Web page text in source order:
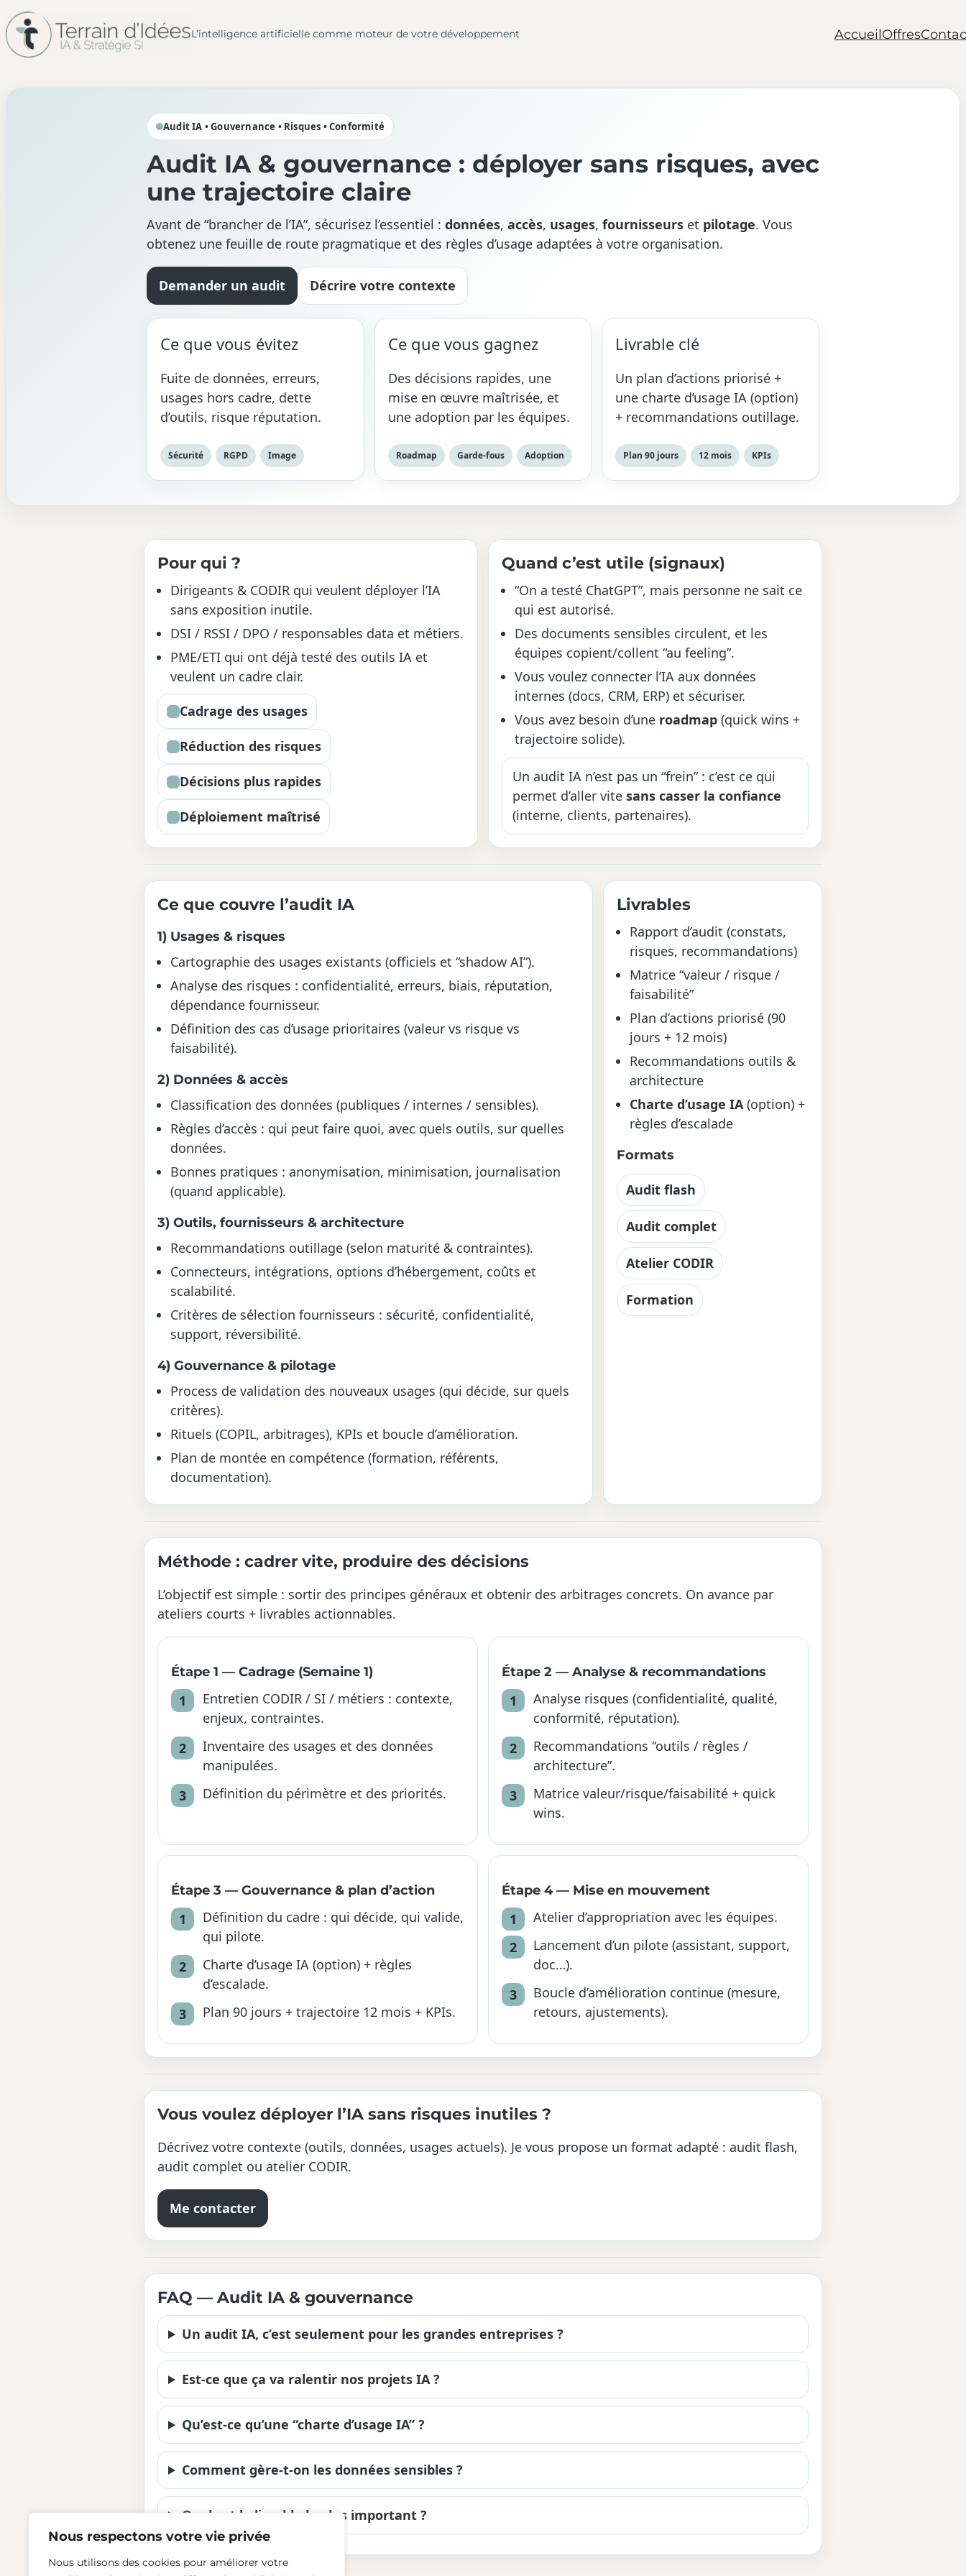
Nous respectons votre vie privée
Nous utilisons des cookies pour améliorer votre
Aller
au
L’intelligence artificielle comme moteur de votre développement AccueilOffres
Audit IA • Gouvernance • Risques • Conformité
Audit IA & gouvernance : déployer sans risques, avec
une trajectoire claire
Avant de “brancher de l’IA”, sécurisez l’essentiel : données, accès, usages, fournisseurs et pilotage. Vous
obtenez une feuille de route pragmatique et des règles d’usage adaptées à votre organisation.
Demander un audit Décrire votre contexte
Ce que vous évitez
Fuite de données, erreurs,
usages hors cadre, dette
d’outils, risque réputation.
Sécurité RGPD Image
Ce que vous gagnez
Des décisions rapides, une
mise en œuvre maîtrisée, et
une adoption par les équipes.
Roadmap Garde-fous Adoption
Livrable clé
Un plan d’actions priorisé +
une charte d’usage IA (option)
+ recommandations outillage.
Plan 90 jours 12 mois KPIs
Pour qui ?
Dirigeants & CODIR qui veulent déployer l’IA
sans exposition inutile.
DSI / RSSI / DPO / responsables data et métiers.
PME/ETI qui ont déjà testé des outils IA et
veulent un cadre clair.
Cadrage des usages
Réduction des risques
Décisions plus rapides
Déploiement maîtrisé
Quand c’est utile (signaux)
“On a testé ChatGPT”, mais personne ne sait ce
qui est autorisé.
Des documents sensibles circulent, et les
équipes copient/collent “au feeling”.
Vous voulez connecter l’IA aux données
internes (docs, CRM, ERP) et sécuriser.
Vous avez besoin d’une roadmap(quick wins +
trajectoire solide).
Un audit IA n’est pas un “frein” : c’est ce qui
permet d’aller vite sans casser la confiance
(interne, clients, partenaires).
Ce que couvre l’audit IA
1) Usages & risques
Cartographie des usages existants (officiels et “shadow AI”).
Analyse des risques : confidentialité, erreurs, biais, réputation,
dépendance fournisseur.
Définition des cas d’usage prioritaires (valeur vs risque vs
faisabilité).
2) Données & accès
Classification des données (publiques / internes / sensibles).
Règles d’accès : qui peut faire quoi, avec quels outils, sur quelles
données.
Bonnes pratiques : anonymisation, minimisation, journalisation
(quand applicable).
3) Outils, fournisseurs & architecture
Recommandations outillage (selon maturité & contraintes).
Connecteurs, intégrations, options d’hébergement, coûts et
scalabilité.
Critères de sélection fournisseurs : sécurité, confidentialité,
support, réversibilité.
4) Gouvernance & pilotage
Process de validation des nouveaux usages (qui décide, sur quels
critères).
Rituels (COPIL, arbitrages), KPIs et boucle d’amélioration.
Plan de montée en compétence (formation, référents,
documentation).
Livrables
Rapport d’audit (constats,
risques, recommandations)
Matrice “valeur / risque /
faisabilité”
Plan d’actions priorisé (90
jours + 12 mois)
Recommandations outils &
architecture
Charte d’usage IA(option) +
règles d’escalade
Formats
Audit flash
Audit complet
Atelier CODIR
Formation
Méthode : cadrer vite, produire des décisions
L’objectif est simple : sortir des principes généraux et obtenir des arbitrages concrets. On avance par
ateliers courts + livrables actionnables.
Étape 1 — Cadrage (Semaine 1)
Entretien CODIR / SI / métiers : contexte,
enjeux, contraintes.
Inventaire des usages et des données
manipulées.
Définition du périmètre et des priorités.
Étape 2 — Analyse & recommandations
Analyse risques (confidentialité, qualité,
conformité, réputation).
Recommandations “outils / règles /
architecture”.
Matrice valeur/risque/faisabilité + quick
wins.
Étape 3 — Gouvernance & plan d’action
Définition du cadre : qui décide, qui valide,
qui pilote.
Charte d’usage IA (option) + règles
d’escalade.
Plan 90 jours + trajectoire 12 mois + KPIs.
Étape 4 — Mise en mouvement
Atelier d’appropriation avec les équipes.
Lancement d’un pilote (assistant, support,
doc…).
Boucle d’amélioration continue (mesure,
retours, ajustements).
Vous voulez déployer l’IA sans risques inutiles ?
Décrivez votre contexte (outils, données, usages actuels). Je vous propose un format adapté : audit flash,
audit complet ou atelier CODIR.
Me contacter
FAQ — Audit IA & gouvernance
Un audit IA, c’est seulement pour les grandes entreprises ?
Est-ce que ça va ralentir nos projets IA ?
Qu’est-ce qu’une “charte d’usage IA” ?
Comment gère-t-on les données sensibles ?
Quel est le livrable le plus important ?